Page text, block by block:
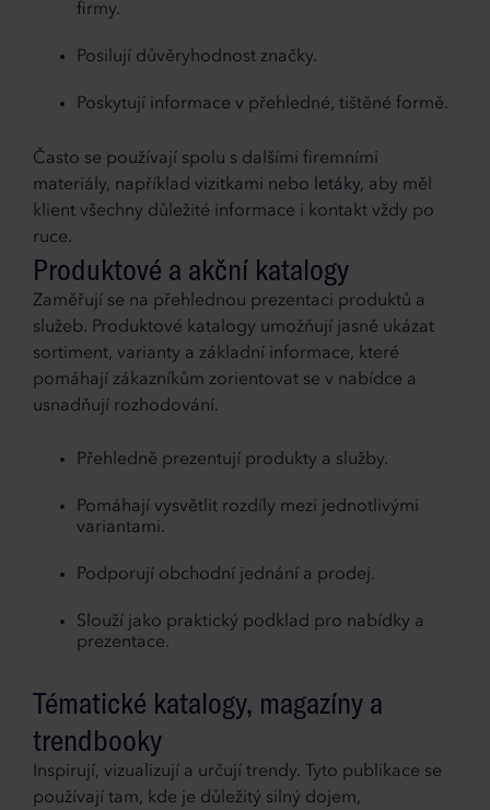
firmy.
Posilují důvěryhodnost značky.
Poskytují informace v přehledné, tištěné formě.
Často se používají spolu s dalšími firemními
materiály, například vizitkami nebo letáky, aby měl
klient všechny důležité informace i kontakt vždy po
ruce.
Produktové a akční katalogy
Zaměřují se na přehlednou prezentaci produktů a
služeb. Produktové katalogy umožňují jasně ukázat
sortiment, varianty a základní informace, které
pomáhají zákazníkům zorientovat se v nabídce a
usnadňují rozhodování.
Přehledně prezentují produkty a služby.
Pomáhají vysvětlit rozdíly mezi jednotlivými
variantami.
Podporují obchodní jednání a prodej.
Slouží jako praktický podklad pro nabídky a
prezentace.
Tématické katalogy, magazíny a
trendbooky
Inspirují, vizualizují a určují trendy. Tyto publikace se
používají tam, kde je důležitý silný dojem,